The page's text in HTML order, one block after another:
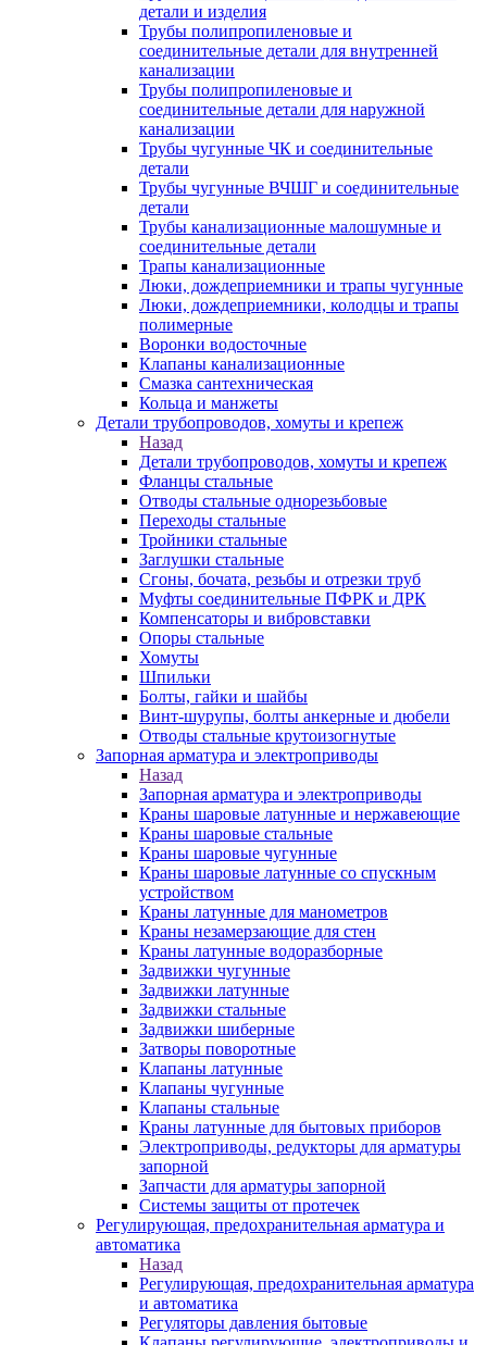
детали и изделия
Трубы полипропиленовые и
соединительные детали для внутренней
канализации
Трубы полипропиленовые и
соединительные детали для наружной
канализации
Трубы чугунные ЧК и соединительные
детали
Трубы чугунные ВЧШГ и соединительные
детали
Трубы канализационные малошумные и
соединительные детали
Трапы канализационные
Люки, дождеприемники и трапы чугунные
Люки, дождеприемники, колодцы и трапы
полимерные
Воронки водосточные
Клапаны канализационные
Смазка сантехническая
Кольца и манжеты
Детали трубопроводов, хомуты и крепеж
Назад
Детали трубопроводов, хомуты и крепеж
Фланцы стальные
Отводы стальные однорезьбовые
Переходы стальные
Тройники стальные
Заглушки стальные
Сгоны, бочата, резьбы и отрезки труб
Муфты соединительные ПФРК и ДРК
Компенсаторы и вибровставки
Опоры стальные
Хомуты
Шпильки
Болты, гайки и шайбы
Винт-шурупы, болты анкерные и дюбели
Отводы стальные крутоизогнутые
Запорная арматура и электроприводы
Назад
Запорная арматура и электроприводы
Краны шаровые латунные и нержавеющие
Краны шаровые стальные
Краны шаровые чугунные
Краны шаровые латунные со спускным
устройством
Краны латунные для манометров
Краны незамерзающие для стен
Краны латунные водоразборные
Задвижки чугунные
Задвижки латунные
Задвижки стальные
Задвижки шиберные
Затворы поворотные
Клапаны латунные
Клапаны чугунные
Клапаны стальные
Краны латунные для бытовых приборов
Электроприводы, редукторы для арматуры
запорной
Запчасти для арматуры запорной
Системы защиты от протечек
Регулирующая, предохранительная арматура и
автоматика
Назад
Регулирующая, предохранительная арматура
и автоматика
Регуляторы давления бытовые